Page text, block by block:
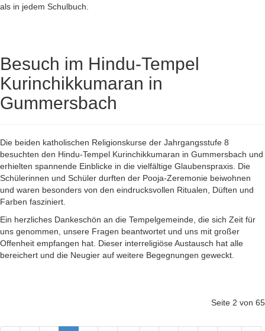
als in jedem Schulbuch.
Besuch im Hindu-Tempel
Kurinchikkumaran in
Gummersbach
Die beiden katholischen Religionskurse der Jahrgangsstufe 8
besuchten den Hindu-Tempel Kurinchikkumaran in Gummersbach und
erhielten spannende Einblicke in die vielfältige Glaubenspraxis. Die
Schülerinnen und Schüler durften der Pooja-Zeremonie beiwohnen
und waren besonders von den eindrucksvollen Ritualen, Düften und
Farben fasziniert.
Ein herzliches Dankeschön an die Tempelgemeinde, die sich Zeit für
uns genommen, unsere Fragen beantwortet und uns mit großer
Offenheit empfangen hat. Dieser interreligiöse Austausch hat alle
bereichert und die Neugier auf weitere Begegnungen geweckt.
Seite 2 von 65